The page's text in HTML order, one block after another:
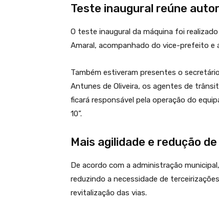
Teste inaugural reúne
O teste inaugural da máquina foi
Amaral, acompanhado do vice-prefeito e
Também estiveram presentes o
Antunes de Oliveira, os agentes de
ficará responsável pela operação do
10”.
Mais agilidade e redução
De acordo com a administração
reduzindo a necessidade de
revitalização das vias.